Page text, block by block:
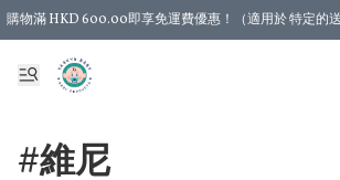
購物滿 HKD 600.00即享免運費優惠！（適用於 特定的
#維尼